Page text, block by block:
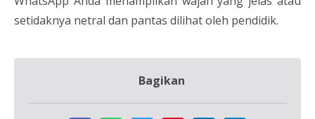
setidaknya netral dan pantas dilihat oleh pendidik.
Bagikan